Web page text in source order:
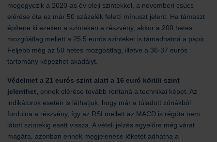
megegyezik a 2020-as év eleji szintekkel, a novemberi csúcs
elérése óta ez már 50 százalék feletti mínuszt jelent. Ha támaszt
építene ki ezeken a szinteken a részvény, akkor a 200 hetes
mozgóátlag mellett a 25,5 eurós szinteket is támadhatná a papír.
Feljebb még az 50 hetes mozgóátlag, illetve a 36-37 eurós
tartomány képezhet akadályt.
Védelmet a 21 eurós szint alatt a 16 euró körüli szint
jelenthet, ennek elérése tovább rontaná a technikai képet. Az
indikátorok esetén is láthatjuk, hogy már a túladott zónákból
fordulna a részvény, így az RSI mellett az MACD is régóta nem
látott szintekig esett vissza. A vételi jelzés egyelőre még várat
magára, azonban ennek megjelenése löketet adhatna a